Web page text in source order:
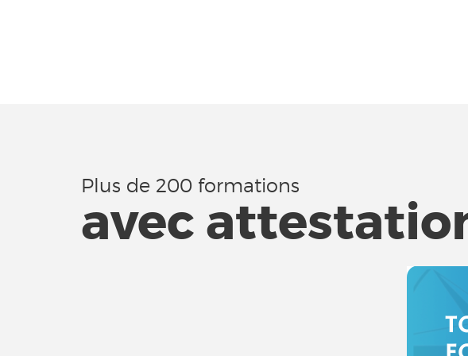
Plus de 200 formations
avec